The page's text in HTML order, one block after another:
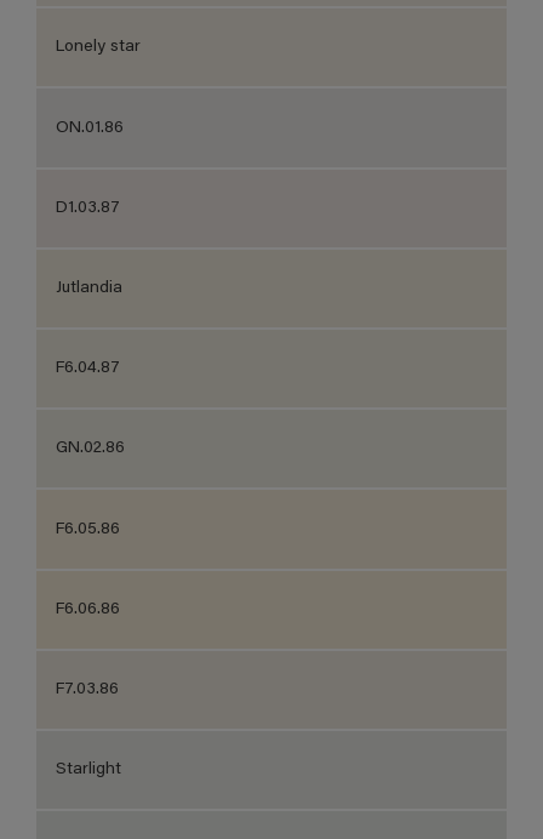
Lonely star
ON.01.86
D1.03.87
Jutlandia
F6.04.87
GN.02.86
F6.05.86
F6.06.86
F7.03.86
Starlight